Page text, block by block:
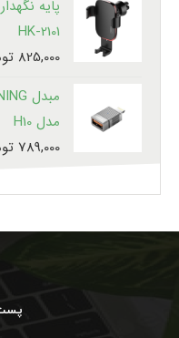
پایه
HK-2101
825,000
مدل H10
789,000